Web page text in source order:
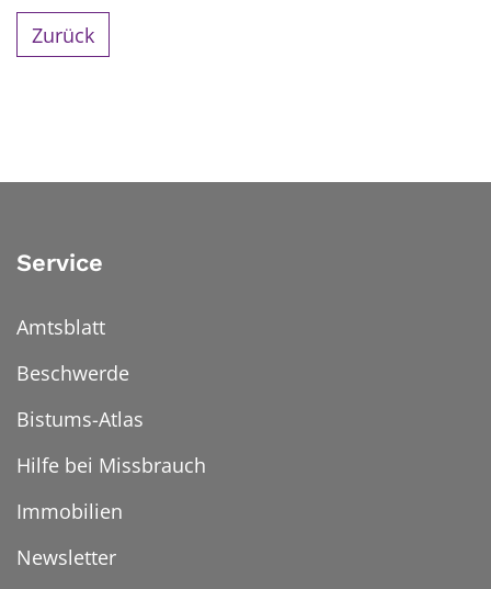
Zurück
Service
Amtsblatt
Beschwerde
Bistums-Atlas
Hilfe bei Missbrauch
Immobilien
Newsletter